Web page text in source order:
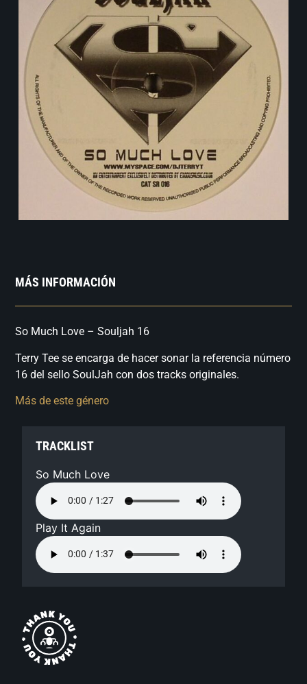
MÁS INFORMACIÓN
So Much Love – Souljah 16
Terry Tee se encarga de hacer sonar la referencia número
16 del sello SoulJah con dos tracks originales.
Más de este género
TRACKLIST
So Much Love
Play It Again